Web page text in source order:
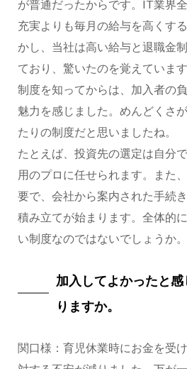
が普通だったからです。IT業界
充実よりも毎月の給与を高くす
かし、当社は高い給与と退職金
ており、驚いたのを覚えています
制度を知ってからは、加入者の
魅力を感じました。めんどくさ
たりの制度だと思いましたね。
たとえば、投資先の選定は自分
用のプロに任せられます。また
要で、会社から案内された手続
積み立てが始まります。全体的
い制度なのではないでしょうか。
加入してよかったと
りますか。
関口様：育児休業時にお金を受